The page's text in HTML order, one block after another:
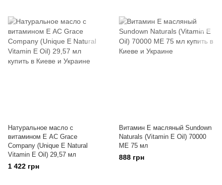
Натуральное масло с
витамином Е AC Grace
Company (Unique E Natural
Vitamin E Oil) 29,57 мл
1 422 грн
Витамин Е масляный Sundown
Naturals (Vitamin E Oil) 70000
МЕ 75 мл
888 грн